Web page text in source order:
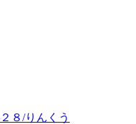
８/りんくう